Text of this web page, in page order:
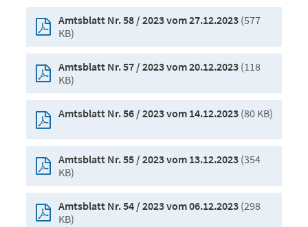
Amtsblatt Nr. 58 / 2023 vom 27.12.2023(577
KB)
Amtsblatt Nr. 57 / 2023 vom 20.12.2023(118
KB)
Amtsblatt Nr. 56 / 2023 vom 14.12.2023(80 KB)
Amtsblatt Nr. 55 / 2023 vom 13.12.2023(354
KB)
Amtsblatt Nr. 54 / 2023 vom 06.12.2023(298
KB)